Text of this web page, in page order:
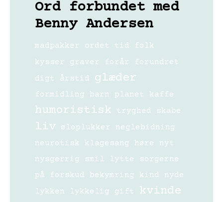
Ord forbundet med
Benny Andersen
madpakker ordet tid
folk
kysser
graver forår
forundret
digt
årstid glæder
formidling barn planet kaffe
humoristisk tryghed skabe
liv øloplukker
neglebidning
neurotisk
klagesang høre
nyt
nysgerrig
smil lytte
sorgerne
på forskud
bekymring kind
nyde
lykken
lykkelig gift kvinde